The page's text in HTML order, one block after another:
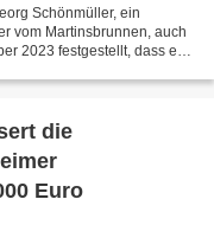
Schönmüller, ein
vom Martinsbrunnen, auch
2023 festgestellt, dass es
die
Euro